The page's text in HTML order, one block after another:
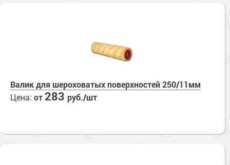
Валик для шероховатых поверхностей 250/11мм
Цена: от283 руб./шт